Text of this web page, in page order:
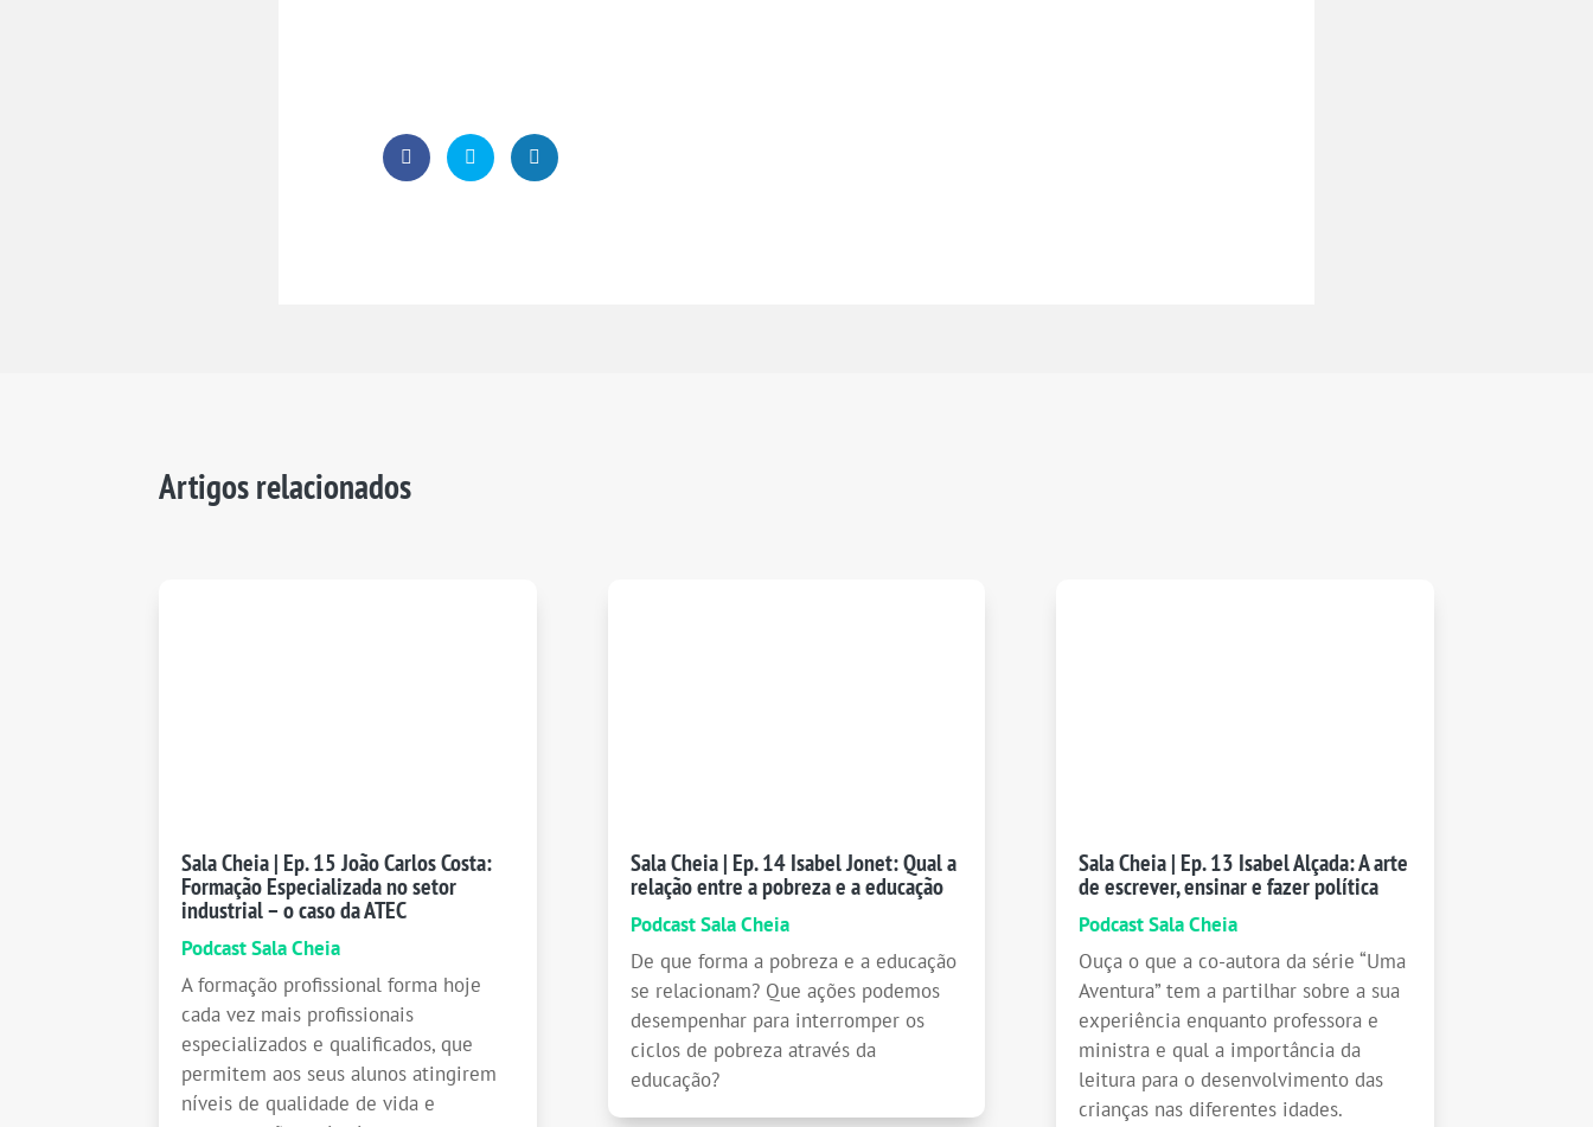
Artigos relacionados
Sala Cheia | Ep. 15 João Carlos Costa:
Formação Especializada no setor
industrial – o caso da ATEC
Podcast Sala Cheia
A formação profissional forma hoje
cada vez mais profissionais
especializados e qualificados, que
permitem aos seus alunos atingirem
níveis de qualidade de vida e
Sala Cheia | Ep. 14 Isabel Jonet: Qual a
relação entre a pobreza e a educação
Podcast Sala Cheia
De que forma a pobreza e a educação
se relacionam? Que ações podemos
desempenhar para interromper os
ciclos de pobreza através da
educação?
Sala Cheia | Ep. 13 Isabel Alçada: A arte
de escrever, ensinar e fazer política
Podcast Sala Cheia
Ouça o que a co-autora da série “Uma
Aventura” tem a partilhar sobre a sua
experiência enquanto professora e
ministra e qual a importância da
leitura para o desenvolvimento das
crianças nas diferentes idades.